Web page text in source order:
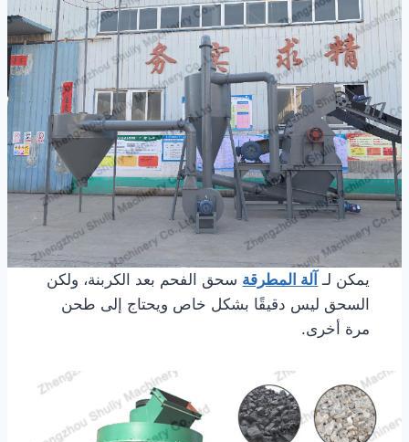
يمكن لـ آلة المطرقة سحق الفحم بعد الكربنة، ولكن
السحق ليس دقيقًا بشكل خاص ويحتاج إلى طحن
مرة أخرى.